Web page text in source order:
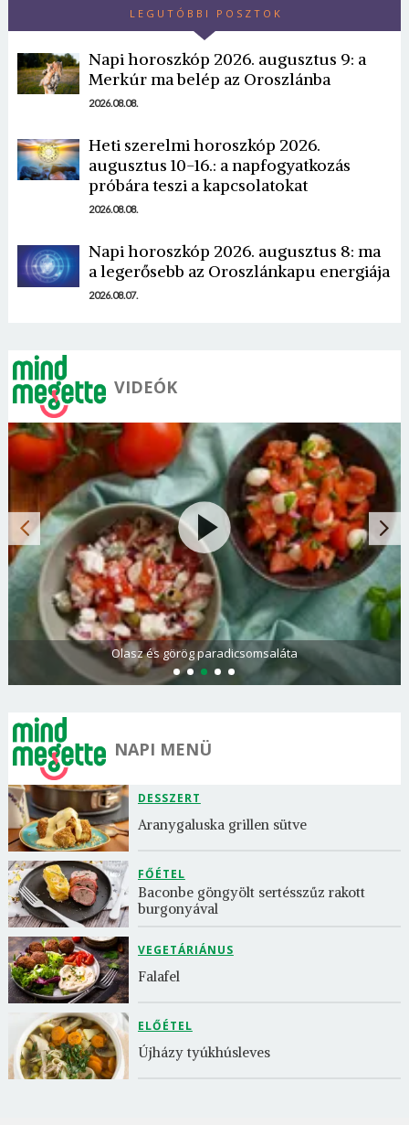
LEGUTÓBBI POSZTOK
Napi horoszkóp 2026. augusztus 9: a
Merkúr ma belép az Oroszlánba
2026.08.08.
Heti szerelmi horoszkóp 2026.
augusztus 10-16.: a napfogyatkozás
próbára teszi a kapcsolatokat
2026.08.08.
Napi horoszkóp 2026. augusztus 8: ma
a legerősebb az Oroszlánkapu energiája
2026.08.07.
VIDEÓK
Olasz és görög paradicsomsaláta
NAPI MENÜ
DESSZERT
Aranygaluska grillen sütve
FŐÉTEL
Baconbe göngyölt sertésszűz rakott
burgonyával
VEGETÁRIÁNUS
Falafel
ELŐÉTEL
Újházy tyúkhúsleves